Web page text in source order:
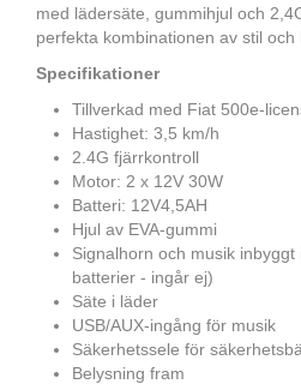
med lädersäte, gummihjul och
perfekta kombinationen av stil och
Specifikationer
Tillverkad med Fiat 500e-
Hastighet: 3,5 km/h
2.4G fjärrkontroll
Motor: 2 x 12V 30W
Batteri: 12V4,5AH
Hjul av EVA-gummi
Signalhorn och musik
batterier - ingår ej)
Säte i läder
USB/AUX-ingång för musik
Säkerhetssele för
Belysning fram